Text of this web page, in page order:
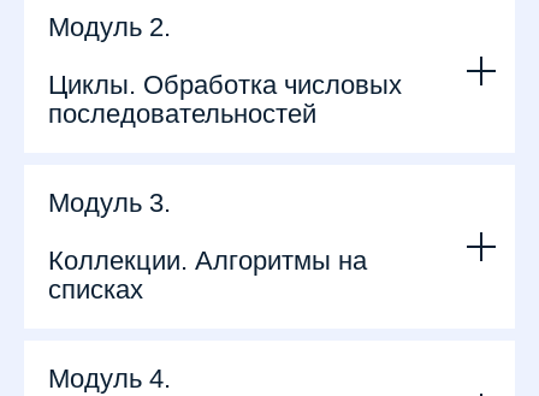
Модуль 2.
Циклы. Обработка числовых
последовательностей
Модуль 3.
Коллекции. Алгоритмы на
списках
Модуль 4.